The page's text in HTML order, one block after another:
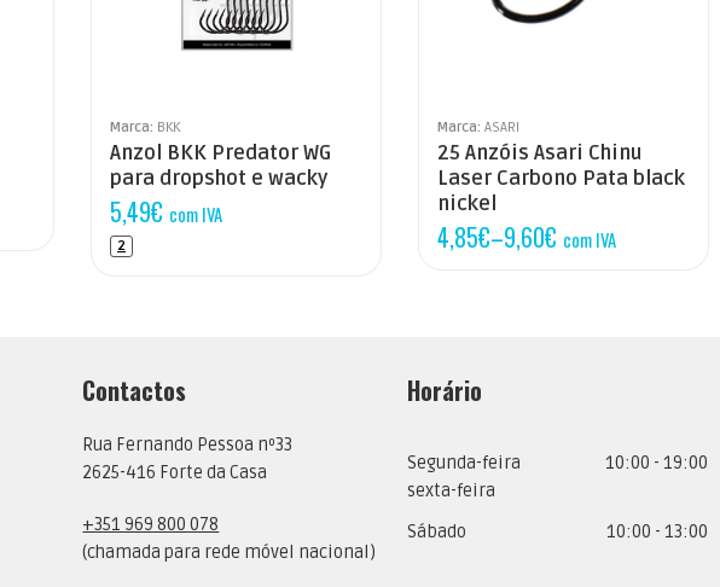
Marca: BKK
Anzol BKK Predator WG
para dropshot e wacky
5,49€ com IVA
2
Marca: ASARI
25 Anzóis Asari Chinu
Laser Carbono Pata black
nickel
4,85€–9,60€ com IVA
1/0
3/0
4/0
Contactos
Rua Fernando Pessoa nº33
2625-416 Forte da Casa
+351 969 800 078
(chamada para rede móvel nacional)
Horário
Segunda-feira
sexta-feira
10:00 - 19:00
Sábado 10:00 - 13:00